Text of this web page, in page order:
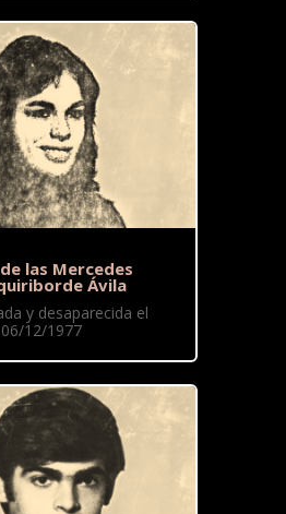
las Mercedes
Ávila
y desaparecida el
06/12/1977